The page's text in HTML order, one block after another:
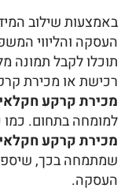
באמצעות שילוב
תוכלו לקבל
רכישת או מכירת
מכירת קרקע
למומחה בתחום. כמו
מכירת קרקע
שמתמחה בכך,
העסקה.